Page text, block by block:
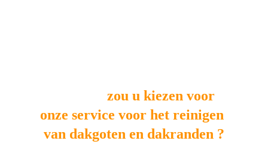
zou u kiezen voor
onze service voor het reinigen
van dakgoten en dakranden ?